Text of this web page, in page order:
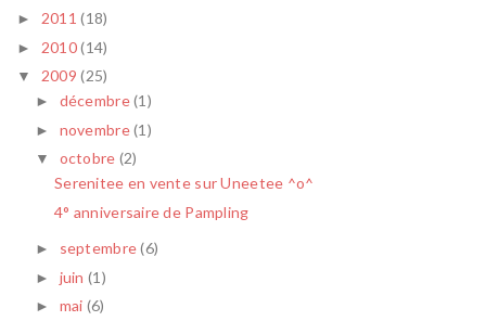
► 2011 (18)
► 2010(14)
▼ 2009 (25)
► décembre(1)
► novembre(1)
▼ octobre (2)
Serenitee en vente sur Uneetee ^o^
4° anniversaire de Pampling
► septembre (6)
► juin (1)
► mai (6)